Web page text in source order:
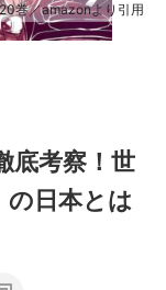
巻／amazonより引用
底考察！世
の日本とは